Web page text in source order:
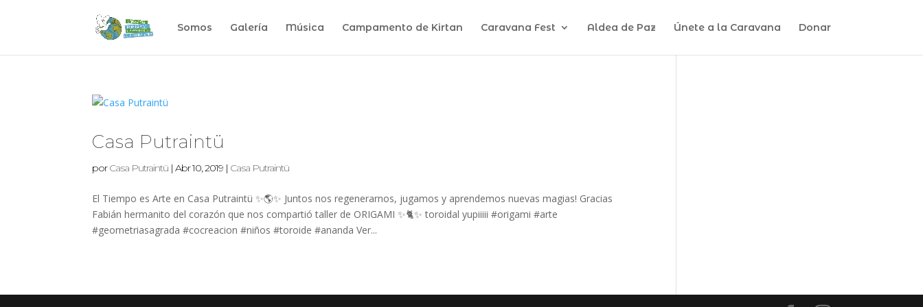
Somos Galería Música Campamento de Kirtan Caravana Fest Aldea de Paz Únete a la Caravana Donar
Casa Putraintü
porCasa Putraintü |Abr 10, 2019 | Casa Putraintü
El Tiempo es Arte en Casa Putraintü ✨🌎✨ Juntos nos regenerarnos, jugamos y aprendemos nuevas magias! Gracias
Fabián hermanito del corazón que nos compartió taller de ORIGAMI ✨🐈✨ toroidal yupiiiii #origami #arte
#geometriasagrada #cocreacion #niños #toroide #ananda Ver...